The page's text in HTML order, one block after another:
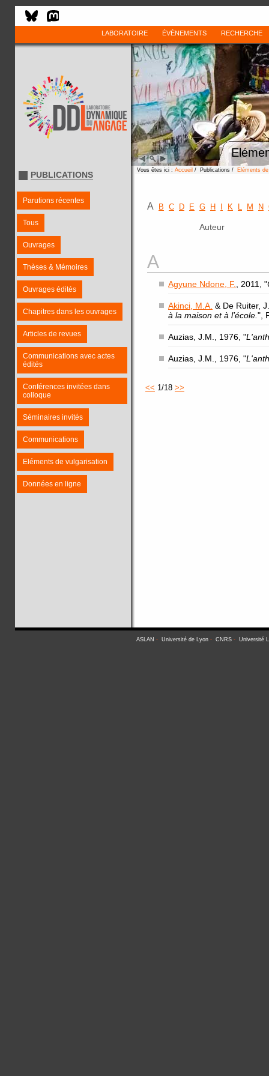
LABORATOIRE ÉVÈNEMENTS RECHERCHE
PUBLICATIONS
Parutions récentes
Tous
Ouvrages
Thèses & Mémoires
Ouvrages édités
Chapitres dans les ouvrages
Articles de revues
Communications avec actes
édités
Conférences invitées dans
colloque
Séminaires invités
Communications
Eléments de vulgarisation
Données en ligne
Vous êtes ici : Accueil / Publications / Eléments
A B C D E G H K L M N
Auteur
A
Agyune Ndone, F. , 2011, "
Akinci, M.A. & De Ruiter,
à la maison et à l’école. ",
Auzias, J.M., 1976, "
Auzias, J.M., 1976, "
<< 1/18 >>
ASLAN - Université de Lyon- CNRS- Université